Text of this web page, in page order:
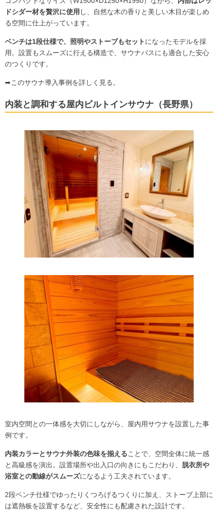
ドシダー材を贅沢に使用 し、自然な木の香りと美しい木目が楽しめ
る空間に仕上がっています。
ベンチは1段仕様で、照明やストーブもセットになったモデルを採
用。設置もスムーズに行える構造で、サウナバスにも適合した安心
のつくりです。
➡このサウナ導入事例を詳しく見る。
内装と調和する屋内ビルトインサウナ（長野県）
室内空間との一体感を大切にしながら、屋内用サウナを設置した事
例です。
内装カラーとサウナ外装の色味を揃えることで、空間全体に統一感
と高級感を演出。設置場所や出入口の向きにもこだわり、 脱衣所や
浴室との動線がスムーズになるよう工夫されています。
2段ベンチ仕様でゆったりくつろげるつくりに加え、ストーブ上部に
は遮熱板を設置するなど、安全性にも配慮された設計です。